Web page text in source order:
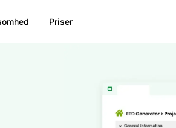
Priser